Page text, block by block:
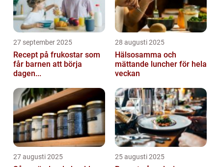
27 september 2025
Recept på frukostar som
får barnen att börja
dagen...
28 augusti 2025
Hälsosamma och
mättande luncher för hela
veckan
27 augusti 2025 25 augusti 2025